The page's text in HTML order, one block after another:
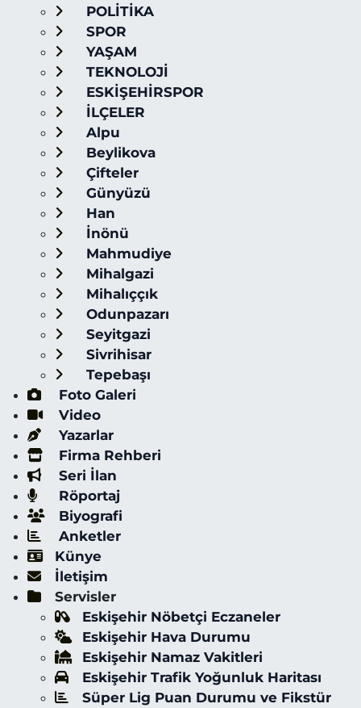
POLİTİKA
SPOR
YAŞAM
TEKNOLOJİ
ESKİŞEHİRSPOR
İLÇELER
Alpu
Beylikova
Çifteler
Günyüzü
Han
İnönü
Mahmudiye
Mihalgazi
Mihalıççık
Odunpazarı
Seyitgazi
Sivrihisar
Tepebaşı
Foto Galeri
Video
Yazarlar
Firma Rehberi
Seri İlan
Röportaj
Biyografi
Anketler
Künye
İletişim
Servisler
Eskişehir Nöbetçi Eczaneler
Eskişehir Hava Durumu
Eskişehir Namaz Vakitleri
Eskişehir Trafik Yoğunluk Haritası
Süper Lig Puan Durumu ve Fikstür